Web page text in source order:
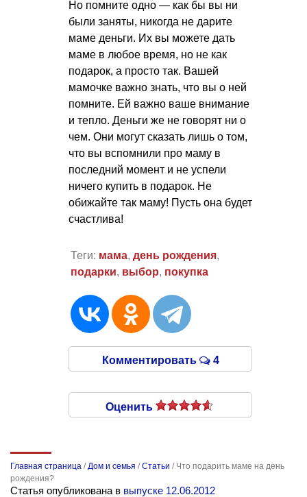
Но помните одно — как бы вы ни
были заняты, никогда не дарите
маме деньги. Их вы можете дать
маме в любое время, но не как
подарок, а просто так. Вашей
мамочке важно знать, что вы о ней
помните. Ей важно ваше внимание
и тепло. Деньги же не говорят ни о
чем. Они могут сказать лишь о том,
что вы вспомнили про маму в
последний момент и не успели
ничего купить в подарок. Не
обижайте так маму! Пусть она будет
счастлива!
Теги: мама, день рождения,
подарки, выбор, покупка
Комментировать 4
Оценить
Главная страница /Дом и семья /Статьи / Что подарить маме на день
рождения?
Статья опубликована в выпуске 12.06.2012